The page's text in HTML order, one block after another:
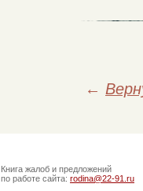
←
Книга жалоб и предложений
по работе сайта: rodina@22-91.ru